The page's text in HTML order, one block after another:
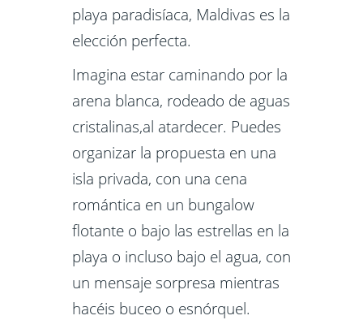
playa paradisíaca, Maldivas es la
elección perfecta.
Imagina estar caminando por la
arena blanca, rodeado de aguas
cristalinas,al atardecer. Puedes
organizar la propuesta en una
isla privada, con una cena
romántica en un bungalow
flotante o bajo las estrellas en la
playa o incluso bajo el agua, con
un mensaje sorpresa mientras
hacéis buceo o esnórquel.